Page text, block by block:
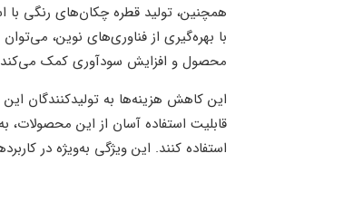
همچنین، تولید قطره چکان‌های رنگی با
با بهره‌گیری از فناوری‌های نوین،
محصول و افزایش سودآوری کمک
این کاهش هزینه‌ها به تولیدکنندگان
قابلیت استفاده آسان از این محصولات،
استفاده کنند. این ویژگی به‌ویژه در